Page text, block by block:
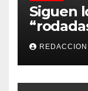
Siguen